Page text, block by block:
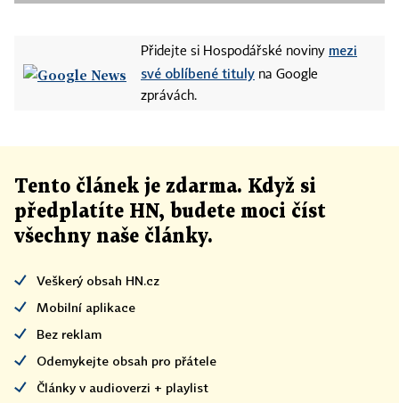
Přidejte si Hospodářské noviny mezi
své oblíbené tituly na Google
zprávách.
Tento článek je zdarma. Když si
předplatíte HN, budete moci číst
všechny naše články.
Veškerý obsah HN.cz
Mobilní aplikace
Bez reklam
Odemykejte obsah pro přátele
Články v audioverzi + playlist